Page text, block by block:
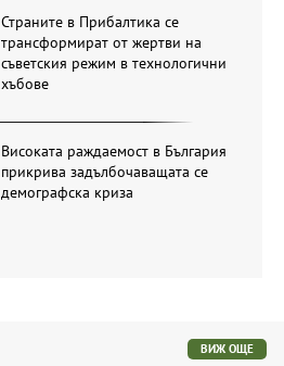
Страните в Прибалтика се
трансформират от жертви на
съветския режим в технологични
хъбове
Високата раждаемост в България
прикрива задълбочаващата се
демографска криза
ВИЖ ОЩЕ